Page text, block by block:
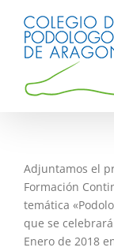
contenido
Adjuntamos el
Formación
temática
que se
Enero de 2018